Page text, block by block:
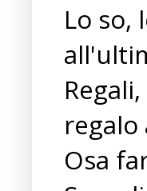
Lo so,
regalo
Osa